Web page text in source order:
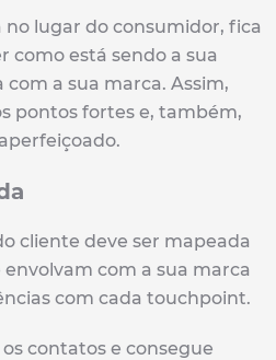
no lugar do consumidor, fica
como está sendo a sua
a sua marca. Assim,
pontos fortes e, também,
cliente deve ser mapeada
com a sua marca
com cada touchpoint.
os contatos e consegue